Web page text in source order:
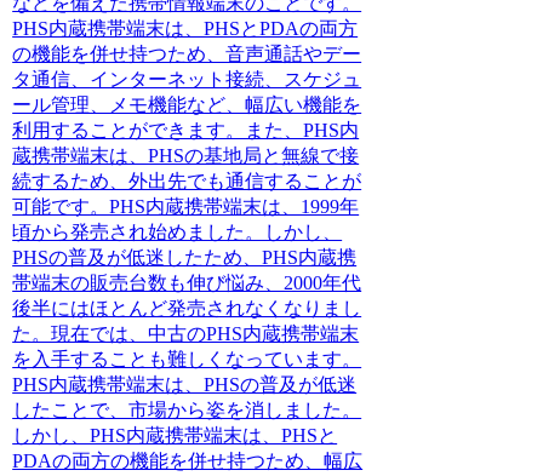
PHS内蔵携帯端末は、PHSとPDAの両方
の機能を併せ持つため、音声通話やデー
タ通信、インターネット接続、スケジュ
ール管理、メモ機能など、幅広い機能を
利用することができます。また、PHS内
蔵携帯端末は、PHSの基地局と無線で接
続するため、外出先でも通信することが
可能です。PHS内蔵携帯端末は、1999年
頃から発売され始めました。しかし、
PHSの普及が低迷したため、PHS内蔵携
帯端末の販売台数も伸び悩み、2000年代
後半にはほとんど発売されなくなりまし
た。現在では、中古のPHS内蔵携帯端末
を入手することも難しくなっています。
PHS内蔵携帯端末は、PHSの普及が低迷
したことで、市場から姿を消しました。
しかし、PHS内蔵携帯端末は、PHSと
PDAの両方の機能を併せ持つため、幅広